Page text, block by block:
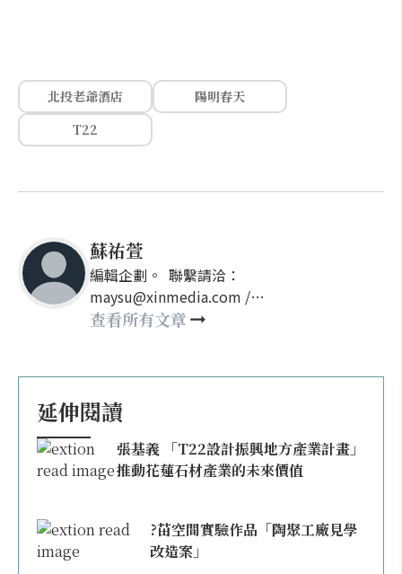
北投老爺酒店
陽明春天
T22
蘇祐萱
編輯企劃。 聯繫請洽：
maysu@xinmedia.com /
may860527@gmail.com
查看所有文章
延伸閱讀
張基義 「T22設計振興地方產業計畫」
推動花蓮石材產業的未來價值
?苗空間實驗作品「陶聚工廠見學
改造案」